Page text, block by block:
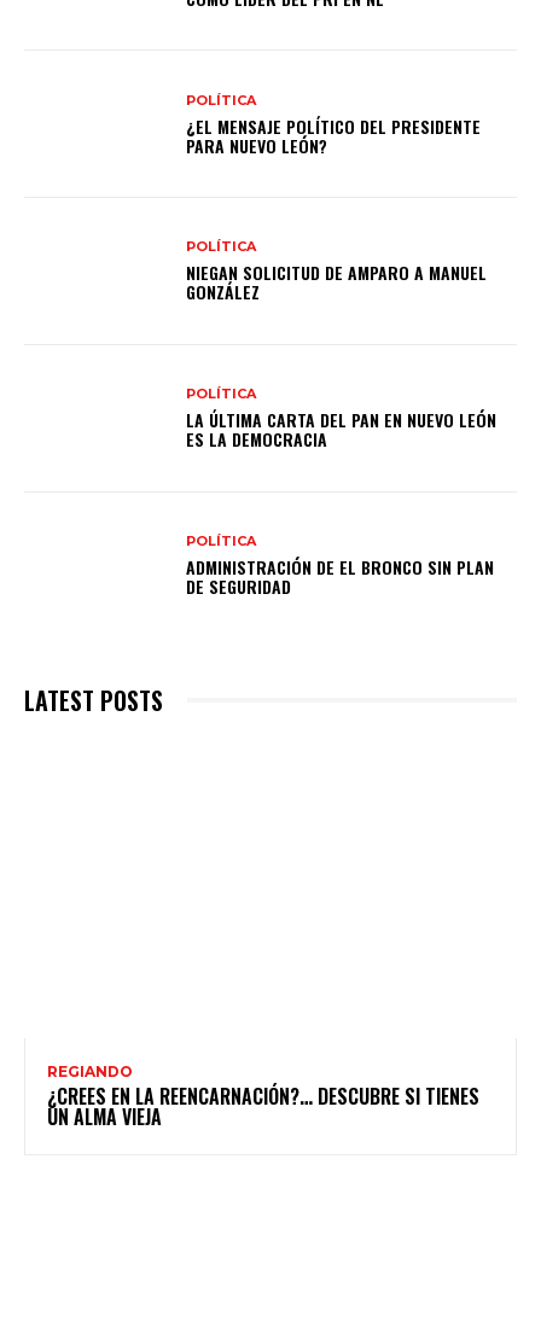
POLÍTICA
¿EL MENSAJE POLÍTICO DEL PRESIDENTE
PARA NUEVO LEÓN?
POLÍTICA
NIEGAN SOLICITUD DE AMPARO A MANUEL
GONZÁLEZ
POLÍTICA
LA ÚLTIMA CARTA DEL PAN EN NUEVO LEÓN
ES LA DEMOCRACIA
POLÍTICA
ADMINISTRACIÓN DE EL BRONCO SIN PLAN
DE SEGURIDAD
LATEST POSTS
REGIANDO
¿CREES EN LA REENCARNACIÓN?… DESCUBRE SI TIENES
UN ALMA VIEJA